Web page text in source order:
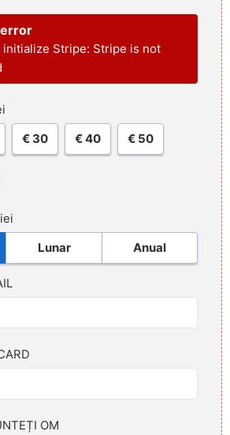
initialize Stripe: Stripe is not
€ 30 € 40 € 50
Lunar Anual
OM